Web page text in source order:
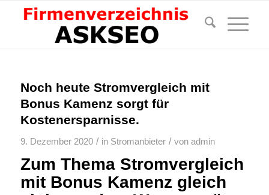
Noch heute Stromvergleich mit
Bonus Kamenz sorgt für
Kostenersparnisse.
9. Dezember 2020 / in Stromanbieter / von admin
Zum Thema Stromvergleich
mit Bonus Kamenz gleich